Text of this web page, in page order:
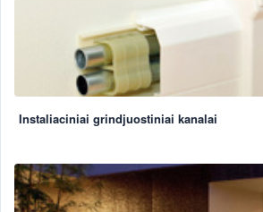
Instaliaciniai grindjuostiniai kanalai